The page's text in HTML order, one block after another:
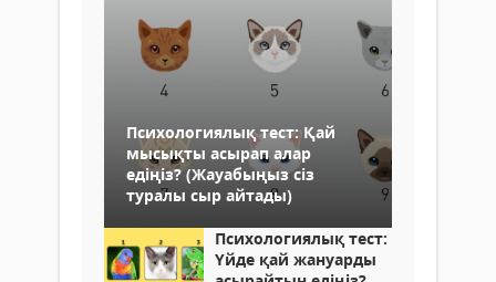
Психологиялық тест: Қай
мысықты асырап алар
едіңіз? (Жауабыңыз сіз
туралы сыр айтады)
Психологиялық тест:
Үйде қай жануарды